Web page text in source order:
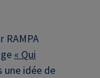
RAMPA
« Qui
une idée de